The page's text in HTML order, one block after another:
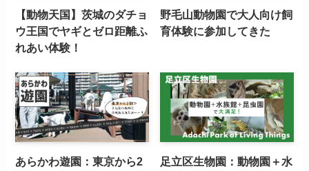
【動物天国】茨城のダチョ
ウ王国でヤギとゼロ距離ふ
れあい体験！
野毛山動物園で大人向け飼
育体験に参加してきた
あらかわ遊園：東京から2
足立区生物園：動物園＋水